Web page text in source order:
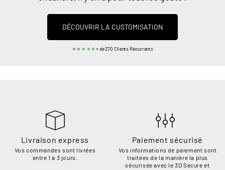
DÉCOUVRIR LA CUSTOMISATION
★★★★★+ de 270 Clients Récurrents
Livraison express
Vos commandes sont livrées
entre 1 à 3 jours.
Paiement sécurisé
Vos informations de paiement sont
traitées de la manière la plus
sécurisée avec le 3D Secure et